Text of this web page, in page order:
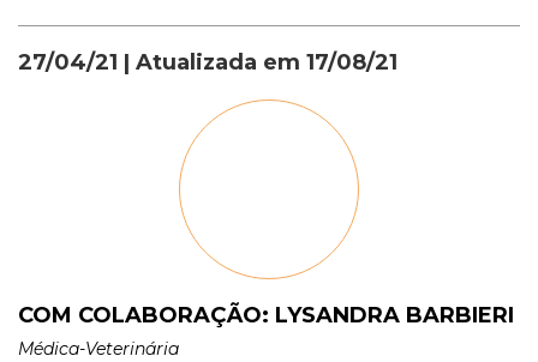
27/04/21 | Atualizada em 17/08/21
COM COLABORAÇÃO: LYSANDRA BARBIERI
Médica-Veterinária